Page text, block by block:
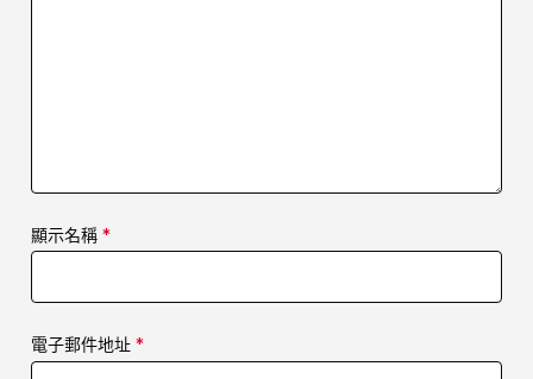
顯示名稱 *
電子郵件地址 *